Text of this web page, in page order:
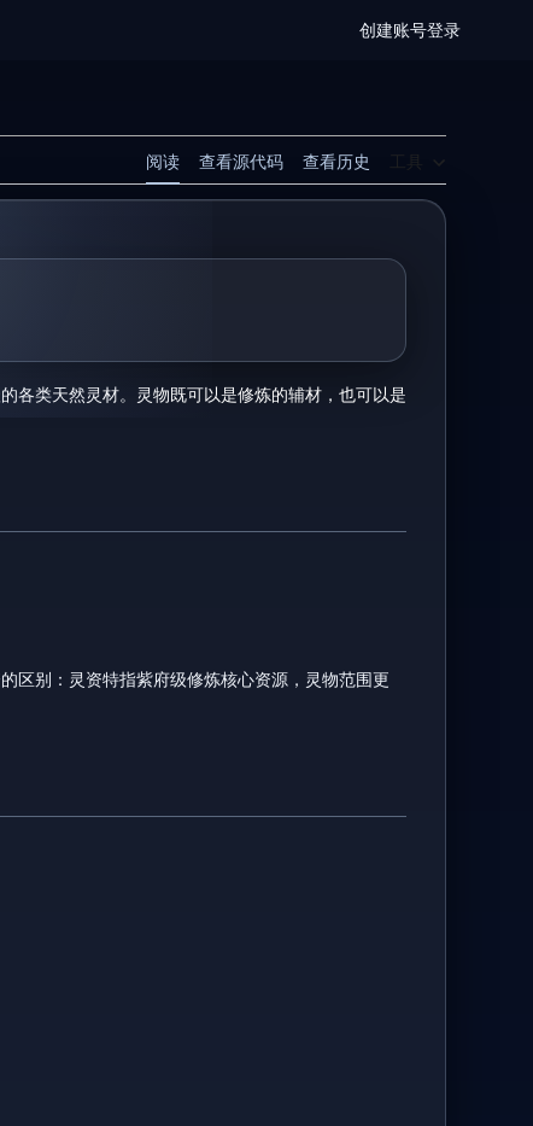
创建账号登录
阅读 查看源代码 查看历史 工具
各类天然灵材。灵物既可以是修炼的辅材，也可以是
区别：灵资特指紫府级修炼核心资源，灵物范围更